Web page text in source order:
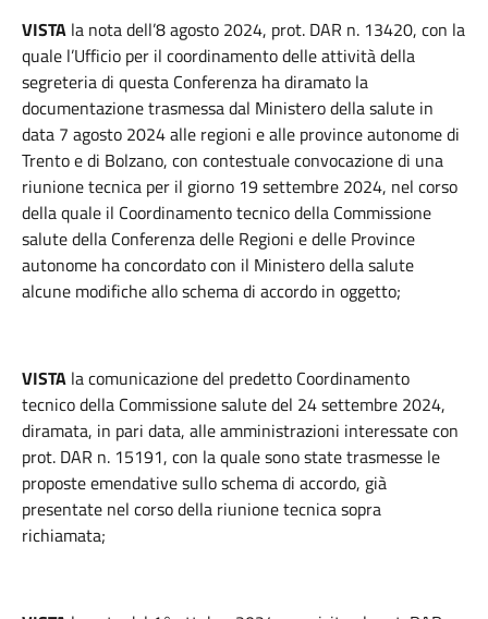
VISTA la nota dell’8 agosto 2024, prot. DAR n. 13420, con la
quale l’Ufficio per il coordinamento delle attività della
segreteria di questa Conferenza ha diramato la
documentazione trasmessa dal Ministero della salute in
data 7 agosto 2024 alle regioni e alle province autonome di
Trento e di Bolzano, con contestuale convocazione di una
riunione tecnica per il giorno 19 settembre 2024, nel corso
della quale il Coordinamento tecnico della Commissione
salute della Conferenza delle Regioni e delle Province
autonome ha concordato con il Ministero della salute
alcune modifiche allo schema di accordo in oggetto;
VISTA la comunicazione del predetto Coordinamento
tecnico della Commissione salute del 24 settembre 2024,
diramata, in pari data, alle amministrazioni interessate con
prot. DAR n. 15191, con la quale sono state trasmesse le
proposte emendative sullo schema di accordo, già
presentate nel corso della riunione tecnica sopra
richiamata;